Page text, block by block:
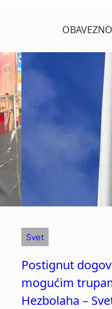
Svet
Postignut
mogućim
Hezbolaha –